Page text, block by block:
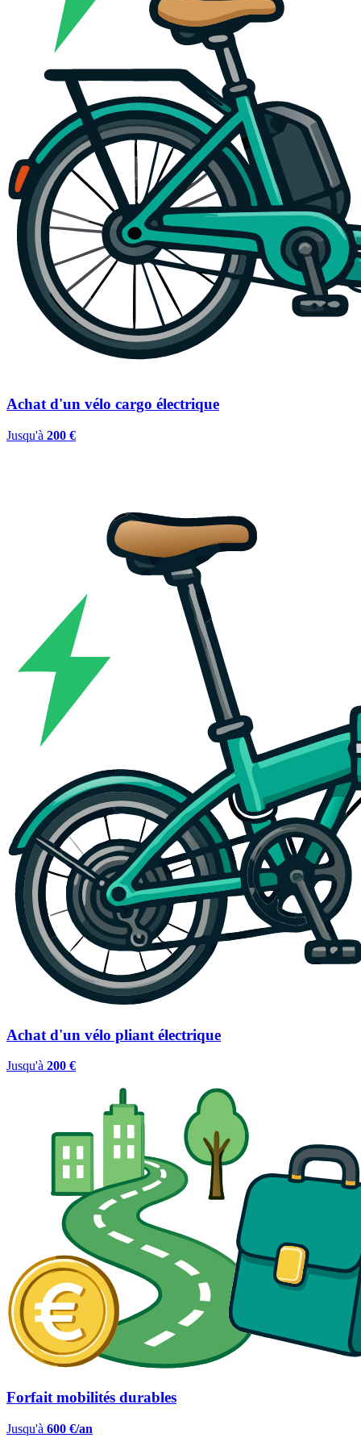
Achat d'un vélo cargo électrique
Jusqu'à 200 €
Achat d'un vélo pliant électrique
Jusqu'à 200 €
Forfait mobilités durables
Jusqu'à 600 €/an